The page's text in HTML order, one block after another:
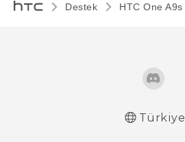
Destek HTC One A9s‎
Türkiye